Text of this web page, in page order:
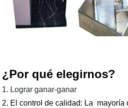
¿Por qué elegirnos?
1. Lograr ganar-ganar
2. El control de calidad: La mayoría